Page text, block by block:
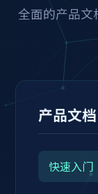
全面的产品文
产品文档
快速入门